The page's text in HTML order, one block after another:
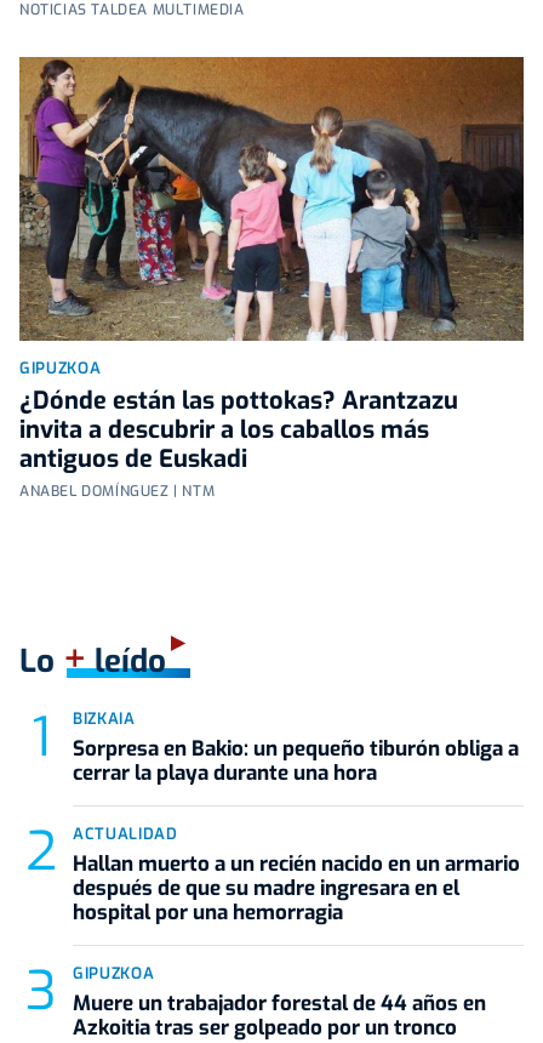
NOTICIAS TALDEA MULTIMEDIA
GIPUZKOA
¿Dónde están las pottokas? Arantzazu
invita a descubrir a los caballos más
antiguos de Euskadi
ANABEL DOMÍNGUEZ | NTM
Lo +leído
BIZKAIA
Sorpresa en Bakio: un pequeño tiburón obliga a
cerrar la playa durante una hora
ACTUALIDAD
Hallan muerto a un recién nacido en un armario
después de que su madre ingresara en el
hospital por una hemorragia
GIPUZKOA
Muere un trabajador forestal de 44 años en
Azkoitia tras ser golpeado por un tronco